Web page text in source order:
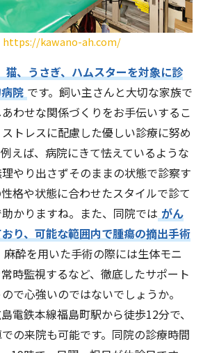
https://kawano-ah.com/
猫、うさぎ、ハムスターを対象に診
院 です。飼い主さんと大切な家族で
わせな関係づくりをお手伝いするこ
トレスに配慮した優しい診療に努め
えば、病院にきて怯えているような
やり出さずそのままの状態で診察す
格や状態に合わせたスタイルで診て
かりますね。また、同院では がん
り、可能な範囲内で腫瘍の摘出手術
麻酔を用いた手術の際には生体モニ
時監視するなど、徹底したサポート
で心強いのではないでしょうか。
電鉄本線福島町駅から徒歩12分で、
の来院も可能です。同院の診療時間